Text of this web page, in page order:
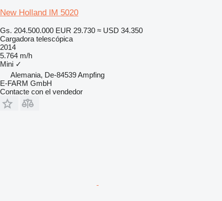
New Holland lM 5020
Gs. 204.500.000 EUR 29.730 ≈ USD 34.350
Cargadora telescópica
2014
5.764 m/h
Mini ✓
Alemania, De-84539 Ampfing
E-FARM GmbH
Contacte con el vendedor